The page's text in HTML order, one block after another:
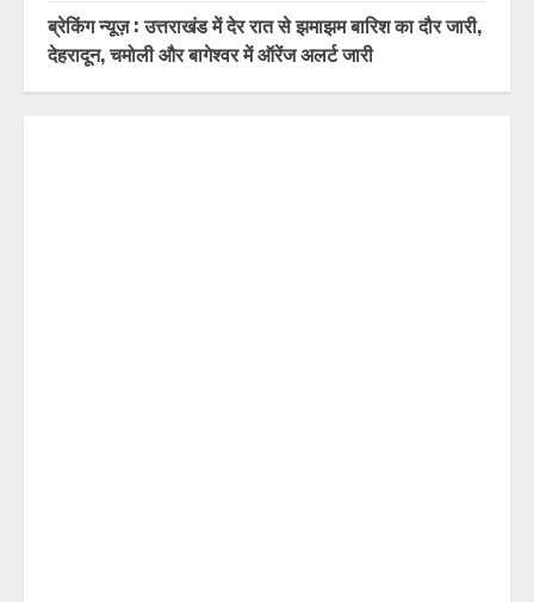
ब्रेकिंग न्यूज़ : उत्तराखंड में देर रात से झमाझम बारिश का दौर जारी,
देहरादून, चमोली और बागेश्वर में ऑरेंज अलर्ट जारी